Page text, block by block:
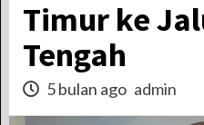
Timur ke
Tengah
5 bulan ago admin